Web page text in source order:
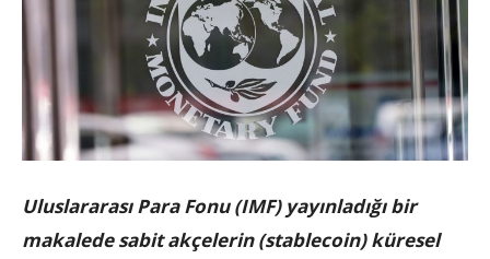
Uluslararası Para Fonu (IMF) yayınladığı bir
makalede sabit akçelerin (stablecoin) küresel